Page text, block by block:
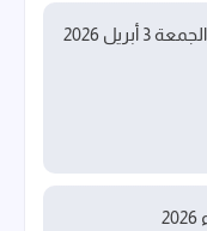
2026